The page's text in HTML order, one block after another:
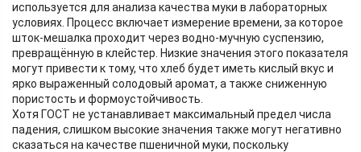
используется для анализа качества муки в лабораторных
условиях. Процесс включает измерение времени, за которое
шток-мешалка проходит через водно-мучную суспензию,
превращённую в клейстер. Низкие значения этого показателя
могут привести к тому, что хлеб будет иметь кислый вкус и
ярко выраженный солодовый аромат, а также сниженную
пористость и формоустойчивость.
Хотя ГОСТ не устанавливает максимальный предел числа
падения, слишком высокие значения также могут негативно
сказаться на качестве пшеничной муки, поскольку